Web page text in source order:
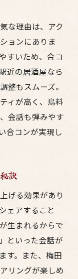
な理由は、アク
ョンにありま
すいため、合コ
近の居酒屋なら
整もスムーズ。
ィが高く、鳥料
会話も弾みやす
合コンが実現し
訣
げる効果があり
ェアすること
生まれるからで
といった会話が
す。また、梅田
リングが楽しめ